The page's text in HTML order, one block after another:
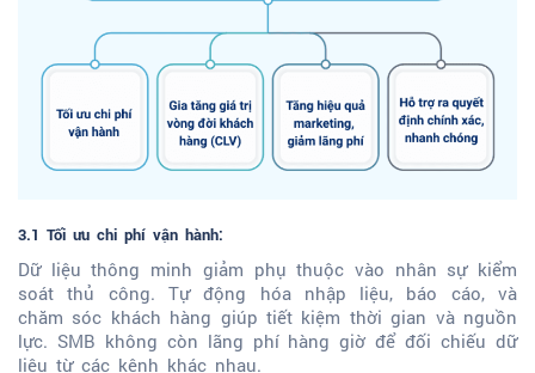
3.1 Tối ưu chi phí vận hành:
Dữ liệu thông minh giảm phụ thuộc vào nhân sự kiểm
soát thủ công. Tự động hóa nhập liệu, báo cáo, và
chăm sóc khách hàng giúp tiết kiệm thời gian và nguồn
lực. SMB không còn lãng phí hàng giờ để đối chiếu dữ
liệu từ các kênh khác nhau.